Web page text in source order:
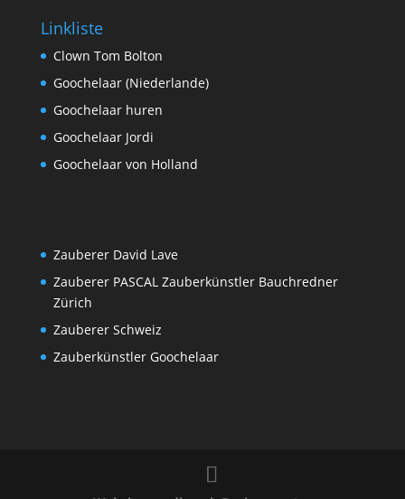
Linkliste
Clown Tom Bolton
Goochelaar (Niederlande)
Goochelaar huren
Goochelaar Jordi
Goochelaar von Holland
Zauberer David Lave
Zauberer PASCAL Zauberkünstler Bauchredner
Zürich
Zauberer Schweiz
Zauberkünstler Goochelaar